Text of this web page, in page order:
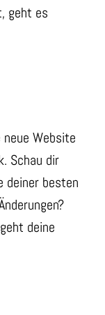
geht es
Website
Schau dir
deiner besten
deine